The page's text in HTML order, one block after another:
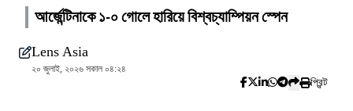
আর্জেন্টিনাকে ১-০ গোলে হারিয়ে বিশ্বচ্যাম্পিয়ন স্পেন
Lens Asia
২০ জুলাই, ২০২৬ সকাল ০৪:২৪
প্রিন্ট